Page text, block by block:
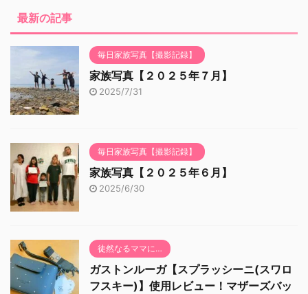
最新の記事
毎日家族写真【撮影記録】
家族写真【２０２５年７月】
2025/7/31
毎日家族写真【撮影記録】
家族写真【２０２５年６月】
2025/6/30
徒然なるママに…
ガストンルーガ【スプラッシーニ(スワロ
フスキー)】使用レビュー！マザーズバッ